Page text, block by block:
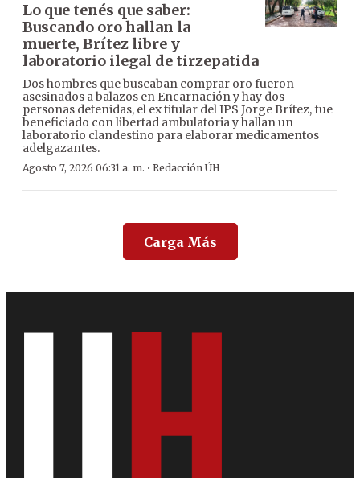
Lo que tenés que saber:
Buscando oro hallan la
muerte, Brítez libre y
laboratorio ilegal de tirzepatida
Dos hombres que buscaban comprar oro fueron
asesinados a balazos en Encarnación y hay dos
personas detenidas, el ex titular del IPS Jorge Brítez, fue
beneficiado con libertad ambulatoria y hallan un
laboratorio clandestino para elaborar medicamentos
adelgazantes.
Agosto 7, 2026 06:31 a. m. · Redacción ÚH
Carga Más